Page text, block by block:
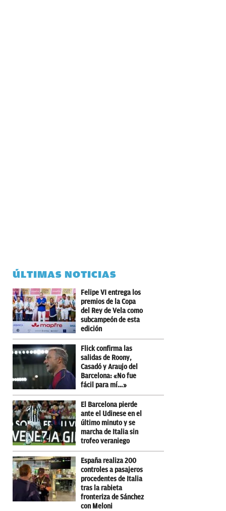
ÚLTIMAS NOTICIAS
Felipe VI entrega los
premios de la Copa
del Rey de Vela como
subcampeón de esta
edición
Flick confirma las
salidas de Roony,
Casadó y Araujo del
Barcelona: «No fue
fácil para mí…»
El Barcelona pierde
ante el Udinese en el
último minuto y se
marcha de Italia sin
trofeo veraniego
España realiza 200
controles a pasajeros
procedentes de Italia
tras la rabieta
fronteriza de Sánchez
con Meloni